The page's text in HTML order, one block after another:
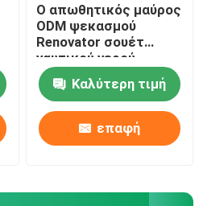
Ο απωθητικός μαύρος
ODM ψεκασμού
Renovator σουέτ
ναυτικού νερού
αφαιρεί
αποτελεσματικά το
ρύπο
Καλύτερη τιμή
επαφή